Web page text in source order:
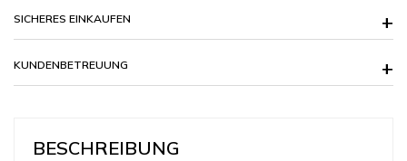
SICHERES EINKAUFEN
KUNDENBETREUUNG
BESCHREIBUNG